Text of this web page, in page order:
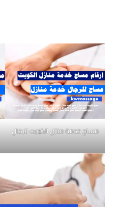
مساج خدمة منازل الكويت للرجال